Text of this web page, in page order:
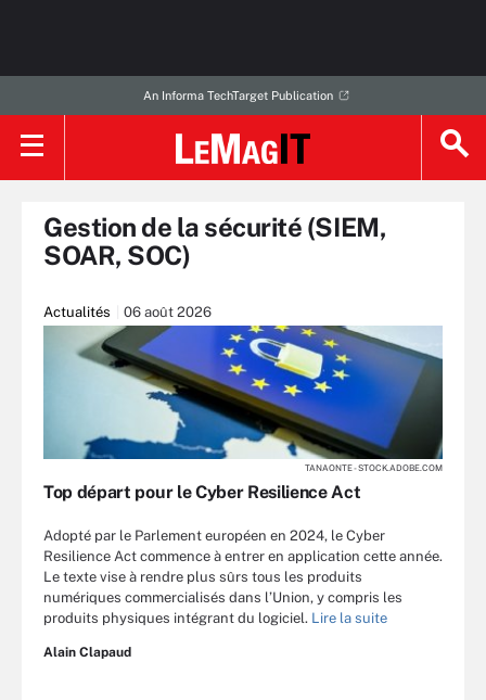
An Informa TechTarget Publication
Gestion de la sécurité (SIEM,
SOAR, SOC)
Actualités 06 août 2026
TANAONTE - STOCK.ADOBE.COM
Top départ pour le Cyber Resilience Act
Adopté par le Parlement européen en 2024, le Cyber
Resilience Act commence à entrer en application cette année.
Le texte vise à rendre plus sûrs tous les produits
numériques commercialisés dans l’Union, y compris les
produits physiques intégrant du logiciel. Lire la suite
Alain Clapaud